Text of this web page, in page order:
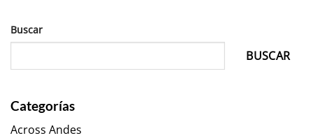
Buscar
BUSCAR
Categorías
Across Andes